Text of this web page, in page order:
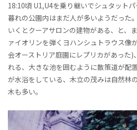
18:10頃 U1,U4を乗り継いでシュタット
暮れの公園内はまだ人が多いようだった
いくとクーアサロンの建物がある、と、
ァイオリンを弾くヨハンシュトラウス像
会オーストリア庭園にレプリカがあった)
れる、大きな池を囲むように散策道が配
が水浴をしている、木立の茂みは自然林
木も多い。